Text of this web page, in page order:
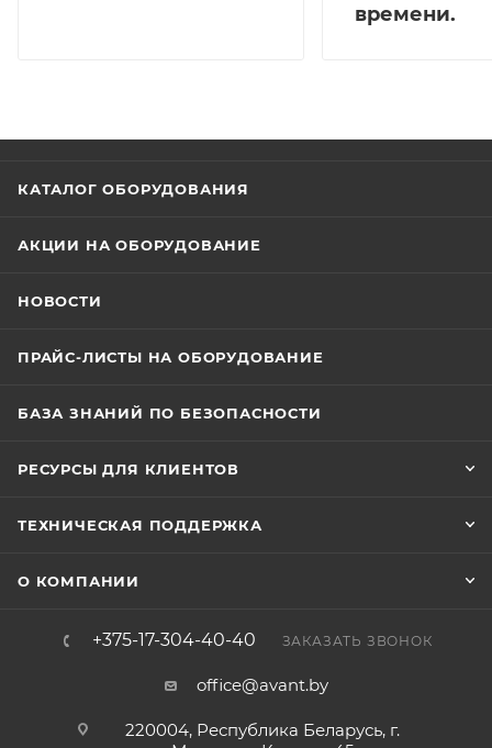
времени.
КАТАЛОГ ОБОРУДОВАНИЯ
АКЦИИ НА ОБОРУДОВАНИЕ
НОВОСТИ
ПРАЙС-ЛИСТЫ НА ОБОРУДОВАНИЕ
БАЗА ЗНАНИЙ ПО БЕЗОПАСНОСТИ
РЕСУРСЫ ДЛЯ КЛИЕНТОВ
ТЕХНИЧЕСКАЯ ПОДДЕРЖКА
О КОМПАНИИ
+375-17-304-40-40 ЗАКАЗАТЬ ЗВОНОК
office@avant.by
220004, Республика Беларусь, г.